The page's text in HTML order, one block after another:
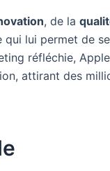
, de la
qui lui permet de
réfléchie,
attirant des